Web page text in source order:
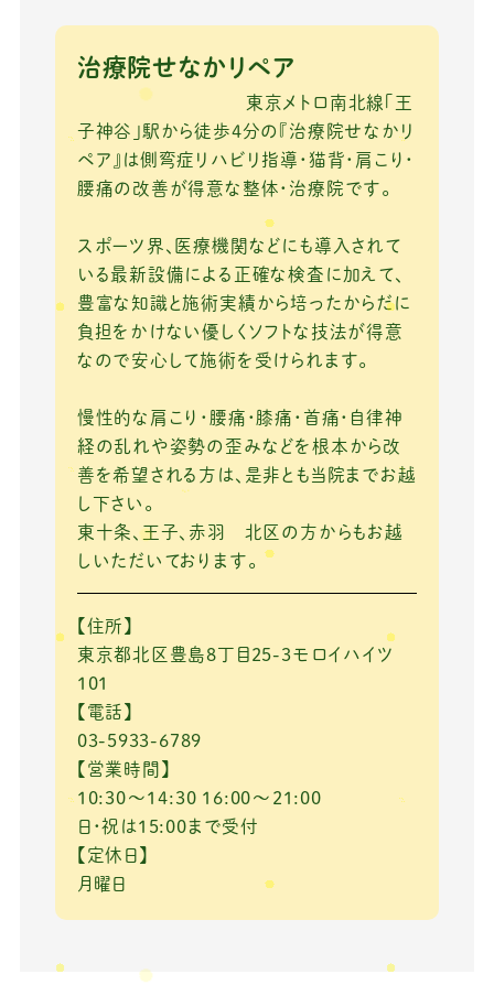
c
e
o
o
k
it
te
r
e
ai
l
治療院せなかリペア
東京メトロ南北線「王
子神谷」駅から徒歩4分の『治療院せなかリ
ペア』は側弯症リハビリ指導・猫背・肩こり・
腰痛の改善が得意な整体・治療院です。
スポーツ界、医療機関などにも導入されて
いる最新設備による正確な検査に加えて、
豊富な知識と施術実績から培ったからだに
負担をかけない優しくソフトな技法が得意
なので安心して施術を受けられます。
慢性的な肩こり・腰痛・膝痛・首痛・自律神
経の乱れや姿勢の歪みなどを根本から改
善を希望される方は、是非とも当院までお越
し下さい。
東十条、王子、赤羽 北区の方からもお越
しいただいております。
【住所】
東京都北区豊島8丁目25-3モロイハイツ
101
【電話】
03-5933-6789
【営業時間】
10:30～14:30 16:00～21:00
日・祝は15:00まで受付
【定休日】
月曜日